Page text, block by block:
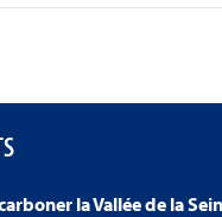
la Vallée de la